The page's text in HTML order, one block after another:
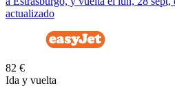
actualizado
82 €
Ida y vuelta